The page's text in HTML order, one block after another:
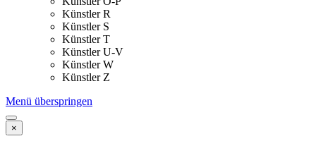
Künstler R
Künstler S
Künstler T
Künstler U-V
Künstler W
Künstler Z
Menü überspringen
×